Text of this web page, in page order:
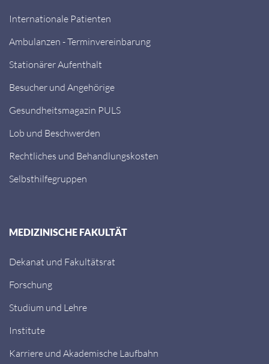
Internationale Patienten
Ambulanzen - Terminvereinbarung
Stationärer Aufenthalt
Besucher und Angehörige
Gesundheitsmagazin PULS
Lob und Beschwerden
Rechtliches und Behandlungskosten
Selbsthilfegruppen
MEDIZINISCHE FAKULTÄT
Dekanat und Fakultätsrat
Forschung
Studium und Lehre
Institute
Karriere und Akademische Laufbahn